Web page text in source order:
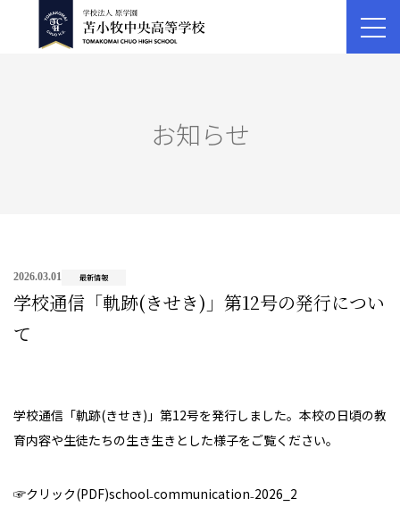
お知らせ
2026.03.01 最新情報
学校通信「軌跡(きせき)」第12号の発行につい
て
学校通信「軌跡(きせき)」第12号を発行しました。本校の日頃の教
育内容や生徒たちの生き生きとした様子をご覧ください。
☞クリック(PDF)school₋communication₋2026_2